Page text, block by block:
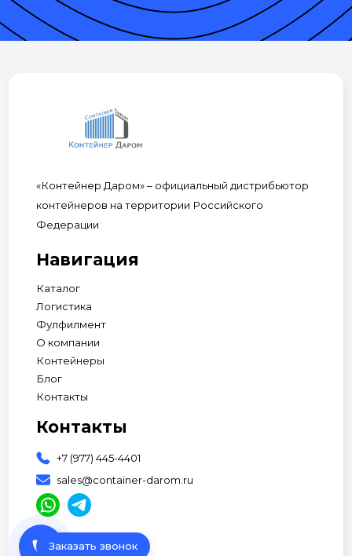
phone
«Контейнер Даром» – официальный дистрибьютор
контейнеров на территории Российского
Федерации
Навигация
Каталог
Логистика
Фулфилмент
О компании
Контейнеры
Блог
Контакты
Контакты
+7 (977) 445-4401
sales@container-darom.ru
Заказать звонок